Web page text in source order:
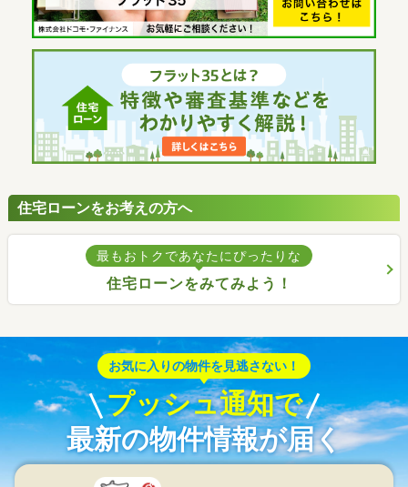
住宅ローンをお考えの方へ
最もおトクであなたにぴったりな
住宅ローンをみてみよう！
お気に入りの物件を見逃さない！
プッシュ通知で
最新の物件情報が届く